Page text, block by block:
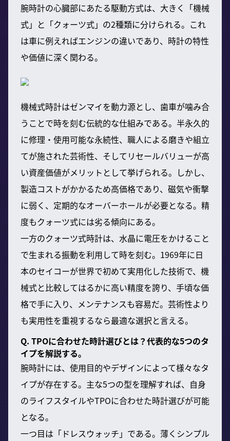
腕時計の心臓部にあたる駆動方式は、大きく「機械
式」と「クォーツ式」の2種類に分けられる。これ
は車に例えればエンジンの違いであり、時計の特性
や価値に深く関わる。
機械式時計はゼンマイを動力源とし、歯車が噛み合
うことで時を刻む伝統的な仕組みである。半永久的
に修理・使用可能な永続性、職人による磨きや組立
てが施された芸術性、そしてリセールバリューが高
い資産価値がメリットとして挙げられる。しかし、
製造コストがかかるため高価格であり、磁気や衝撃
に弱く、定期的なオーバーホールが必要となる。精
度もクォーツ式には劣る傾向にある。
一方のクォーツ式時計は、水晶に電圧をかけること
で生まれる振動を利用して時を刻む。1969年に日
本のセイコーが世界で初めて実用化した技術で、機
械式と比較してはるかに高い精度を誇り、手頃な価
格で手に入り、メンテナンスも容易だ。芸術性より
も実用性を重視するなら最適な選択と言える。
Q. TPOに合わせた時計選びとは？代表的な5つのタ
イプを解説する。
腕時計には、使用目的やデザインによって様々なタ
イプが存在する。主な5つの型を理解すれば、自身
のライフスタイルやTPOに合わせた時計選びが可能
となる。
一つ目は「ドレスウォッチ」である。薄くシンプル